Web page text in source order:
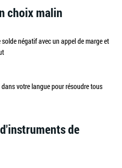
choix malin
négatif avec un appel de marge et
votre langue pour résoudre tous
de